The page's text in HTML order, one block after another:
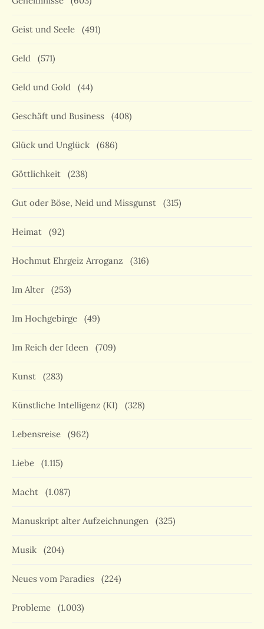
Geist und Seele (491)
Geld (571)
Geld und Gold (44)
Geschäft und Business (408)
Glück und Unglück (686)
Göttlichkeit (238)
Gut oder Böse, Neid und Missgunst (315)
Heimat (92)
Hochmut Ehrgeiz Arroganz (316)
Im Alter (253)
Im Hochgebirge (49)
Im Reich der Ideen (709)
Kunst (283)
Künstliche Intelligenz (KI) (328)
Lebensreise (962)
Liebe (1.115)
Macht (1.087)
Manuskript alter Aufzeichnungen (325)
Musik (204)
Neues vom Paradies (224)
Probleme (1.003)